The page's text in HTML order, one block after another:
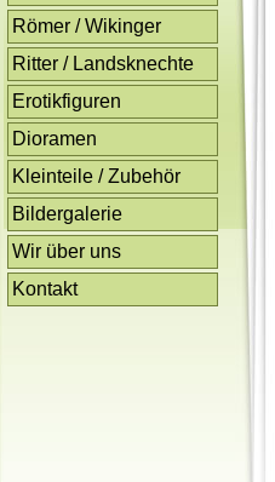
Römer / Wikinger
Ritter / Landsknechte
Erotikfiguren
Dioramen
Kleinteile / Zubehör
Bildergalerie
Wir über uns
Kontakt